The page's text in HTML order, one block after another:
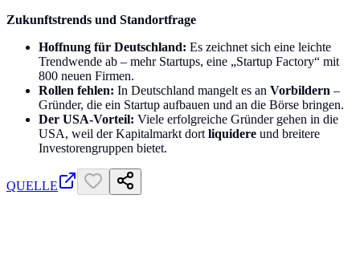
Zukunftstrends und Standortfrage
Hoffnung für Deutschland: Es zeichnet sich eine leichte
Trendwende ab – mehr Startups, eine „Startup Factory“ mit
800 neuen Firmen.
Rollen fehlen: In Deutschland mangelt es an Vorbildern –
Gründer, die ein Startup aufbauen und an die Börse bringen.
Der USA-Vorteil: Viele erfolgreiche Gründer gehen in die
USA, weil der Kapitalmarkt dort liquidere und breitere
Investorengruppen bietet.
QUELLE